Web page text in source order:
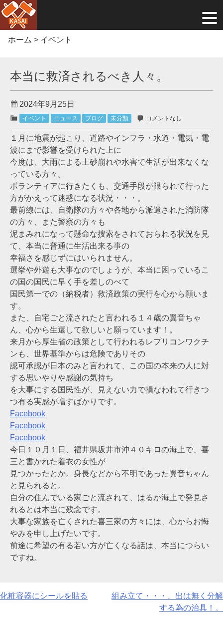
Skip
ホーム > イベント
本当に救済されるべき人々。
2024年9月25日
イベント ニュース ブログ 未分類 コメントなし
１月に地震が起こり、道路やインフラ・水道・電気・電
波にまで影響を受けられた上に
今度は、大雨による土砂崩れや水害で生活が出来なくな
っている方々。
ボランティアに行きたくも、交通手段が限られて行った
方がかえって迷惑になる状況・・・。
最前線には、自衛隊の方々や各地から派遣された消防隊
の方々、また警察の方々も
泥まみれになって懸命な捜索をされておられる状況を見
て、本当に普通に生活出来る事の
幸福さを感じずにはいられません。
選挙や外遊も大事なのでしょうが、本当に困っているこ
の国の国民に早く手を差しのべて
国民第一での（納税者）救済政策の実行を心から願いま
す。
また、自宅ごと流されたと言われる１４歳の翼音ちゃ
ん、心から生還して欲しいと願っています！。
来月から厚生省の政策として行われるレプリコンワクチ
ンも、世界基準からは危険でありその
認可承認が日本のみと言われて、この国の本来の人に対
する思いやりや感謝の気持ち
を大事にする国民性が、見えない力で損なわれて行きつ
つ有る実感が増すばかりです。
Facebook
Facebook
Facebook
今日１０月１日、福井県坂井市沖４０キロの海上で、喜
三と書かれた着衣の女性が
見つかったとか。身長などから不明であった翼音ちゃん
と見られると。
自分の住んでいる家ごと流されて、はるか海上で発見さ
れるとは本当に残念です。
大事な家族を亡くされた喜三家の方々には、心からお悔
やみを申し上げたいです。
前途に希望の有る若い方が亡くなる話は、本当につらい
ですね。
投
化粧容器にシールを貼る
組み立て・・・、出は無く分解
する為の治具！。